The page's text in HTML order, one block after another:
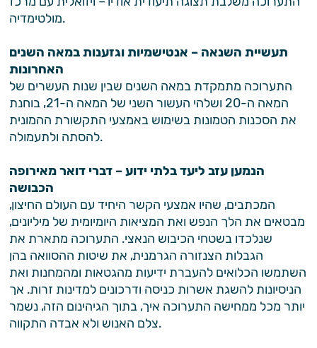
מולטימדיה.
תעשיית השנאה – אנטישמיות וגזענות במאה השנים
האחרונות
התערוכה מתמקדת במאה השנים שבין שנות העשרים של
המאה ה-20 ושלהי העשור השני של המאה ה-21, בוחנת
את הסכנות הטמונות בשימוש באמצעי התקשורת ההמונית
להסתה ולתעמולה.
הנמען עזב ליעד בלתי ידוע – דברי דואר מאירופה
הכבושה
המכתבים, שהיו אמצעי הקשר היחיד עם העולם החיצון,
מבטאים את הלך הנפש ואת המציאות היומיומית של מיליונים,
שנלכדו בשטחי הכיבוש הנאצי. התערוכה מתארת את
הגבלות הצנזורה הגרמנית, את שיטות ההסוואה בהן
השתמשו הכלואים להעברת ידיעות מהגטאות ומהמחנות ואת
הניסיונות להשגת אשרות כניסה ודרכונים למדינות זרות. אך
יותר מכל ממחישה התערוכה איך, בתוך הגיהינום הזה, נשמר
צלם האנוש ולא אבדה התקווה.